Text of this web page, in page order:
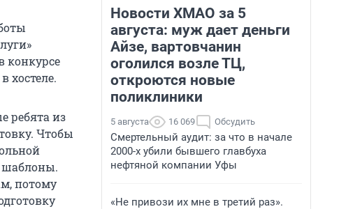
конкурсе
хостеле.
ребята из
Чтобы
шаблоны.
потому
Новости ХМАО за 5
августа: муж дает деньги
Айзе, вартовчанин
оголился возле ТЦ,
откроются новые
поликлиники
5 августа 16 069 Обсудить
Смертельный аудит: за что в начале
2000-х убили бывшего главбуха
нефтяной компании Уфы
«Не привози их мне в третий раз».